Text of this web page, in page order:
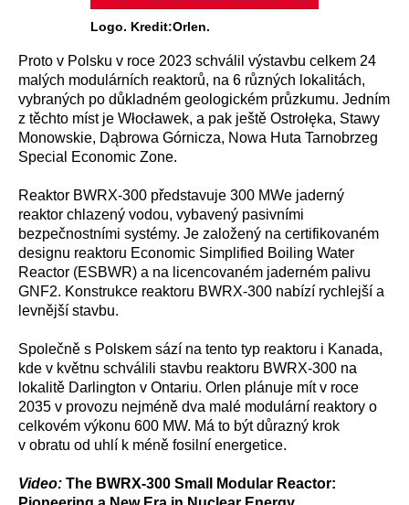
Logo. Kredit:Orlen.
Proto v Polsku v roce 2023 schválil výstavbu celkem 24
malých modulárních reaktorů, na 6 různých lokalitách,
vybraných po důkladném geologickém průzkumu. Jedním
z těchto míst je Włocławek, a pak ještě Ostrołęka, Stawy
Monowskie, Dąbrowa Górnicza, Nowa Huta Tarnobrzeg
Special Economic Zone.
Reaktor BWRX-300 představuje 300 MWe jaderný
reaktor chlazený vodou, vybavený pasivními
bezpečnostními systémy. Je založený na certifikovaném
designu reaktoru Economic Simplified Boiling Water
Reactor (ESBWR) a na licencovaném jaderném palivu
GNF2. Konstrukce reaktoru BWRX-300 nabízí rychlejší a
levnější stavbu.
Společně s Polskem sází na tento typ reaktoru i Kanada,
kde v květnu schválili stavbu reaktoru BWRX-300 na
lokalitě Darlington v Ontariu. Orlen plánuje mít v roce
2035 v provozu nejméně dva malé modulární reaktory o
celkovém výkonu 600 MW. Má to být důrazný krok
v obratu od uhlí k méně fosilní energetice.
Video: The BWRX-300 Small Modular Reactor: